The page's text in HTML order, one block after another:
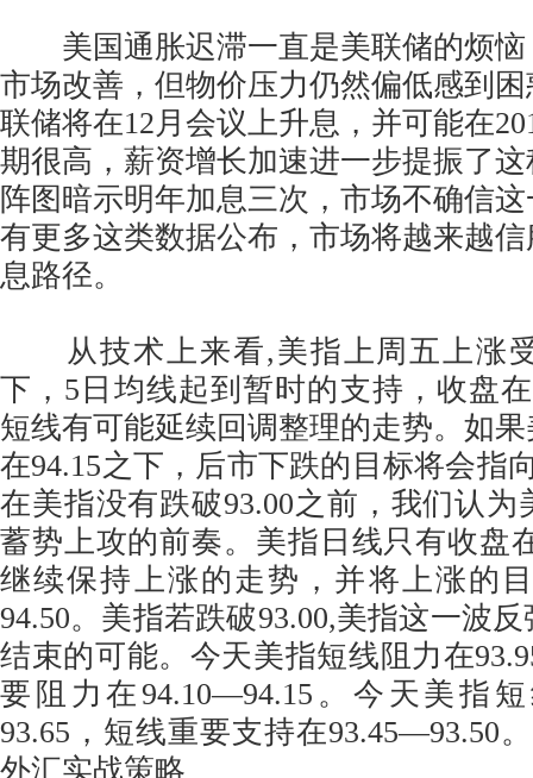
美国通胀迟滞一直是美联储的烦恼
市场改善，但物价压力仍然偏低感到
联储将在12月会议上升息，并可能在
期很高，薪资增长加速进一步提振了
阵图暗示明年加息三次，市场不确信
有更多这类数据公布，市场将越来越
息路径。
从技术上来看,美指上周五上涨
下，5日均线起到暂时的支持，收盘
短线有可能延续回调整理的走势。如
在94.15之下，后市下跌的目标将会指
在美指没有跌破93.00之前，我们认为
蓄势上攻的前奏。美指日线只有收盘
继续保持上涨的走势，并将上涨的
94.50。美指若跌破93.00,美指这一波
结束的可能。今天美指短线阻力在
要阻力在94.10—94.15。今天美指
93.65，短线重要支持在93.45—93.50
外汇实战策略